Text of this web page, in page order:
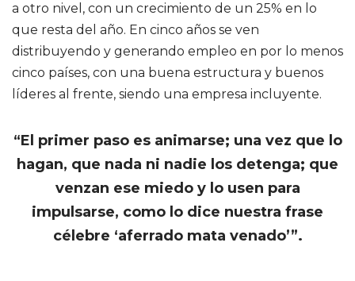
a otro nivel, con un crecimiento de un 25% en lo
que resta del año. En cinco años se ven
distribuyendo y generando empleo en por lo menos
cinco países, con una buena estructura y buenos
líderes al frente, siendo una empresa incluyente.
“El primer paso es animarse; una vez que lo
hagan, que nada ni nadie los detenga; que
venzan ese miedo y lo usen para
impulsarse, como lo dice nuestra frase
célebre ‘aferrado mata venado’”.